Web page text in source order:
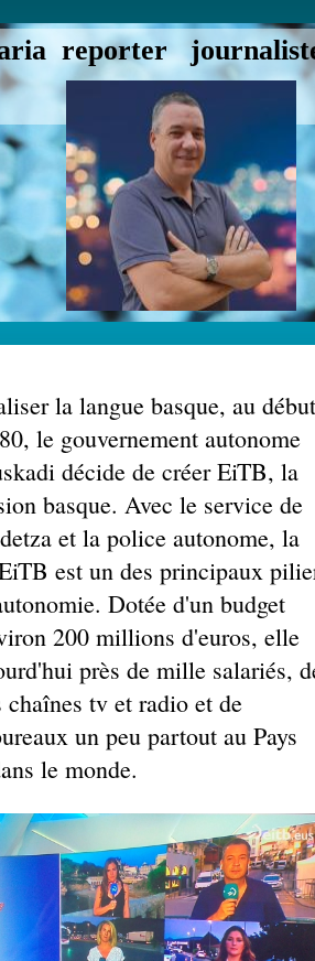
reporter
la langue basque, au début
le gouvernement autonome
décide de créer EiTB, la
basque. Avec le service de
et la police autonome, la
est un des principaux
Dotée d'un budget
200 millions d'euros, elle
près de mille salariés,
chaînes tv et radio et de
un peu partout au Pays
le monde.